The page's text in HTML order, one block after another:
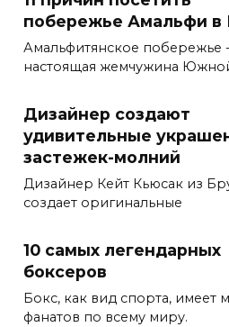
побережье Амальфи в
Амальфитянское побережье -
настоящая жемчужина
Дизайнер создают
удивительные
застежек-молний
Дизайнер Кейт Кьюсак из
создает оригинальные
10 самых легендарных
боксеров
Бокс, как вид спорта, имеет
фанатов по всему миру.